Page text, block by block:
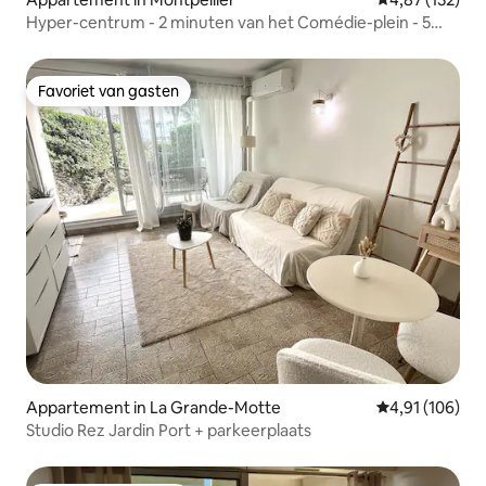
Hyper-centrum - 2 minuten van het Comédie-plein - 5
Favoriet van gasten
Favoriet van gasten
Appartement in La Grande-Motte Gemiddelde
4,91 (106)
Studio Rez Jardin Port + parkeerplaats